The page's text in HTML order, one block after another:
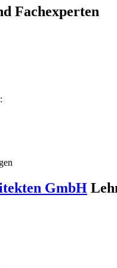
Fachexperten
GmbH